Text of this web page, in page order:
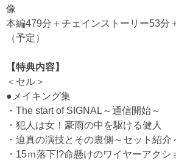
像
本編479分＋チェインストーリー53分
（予定）
【特典内容】
＜セル＞
●メイキング集
・The start of SIGNAL～通信開始～
・犯人は女！豪雨の中を駆ける健人
・迫真の演技とその裏側～セット紹介
・15ｍ落下!?命懸けのワイヤーアクシ